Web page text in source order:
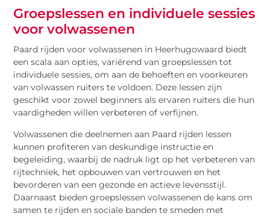
Groepslessen en individuele sessies
voor volwassenen
Paard rijden voor volwassenen in Heerhugowaard biedt
een scala aan opties, variërend van groepslessen tot
individuele sessies, om aan de behoeften en voorkeuren
van volwassen ruiters te voldoen. Deze lessen zijn
geschikt voor zowel beginners als ervaren ruiters die hun
vaardigheden willen verbeteren of verfijnen.
Volwassenen die deelnemen aan Paard rijden lessen
kunnen profiteren van deskundige instructie en
begeleiding, waarbij de nadruk ligt op het verbeteren van
rijtechniek, het opbouwen van vertrouwen en het
bevorderen van een gezonde en actieve levensstijl.
Daarnaast bieden groepslessen volwassenen de kans om
samen te rijden en sociale banden te smeden met